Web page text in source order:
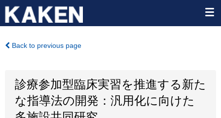
Back to previous page
診療参加型臨床実習を推進する新た
な指導法の開発：汎用化に向けた